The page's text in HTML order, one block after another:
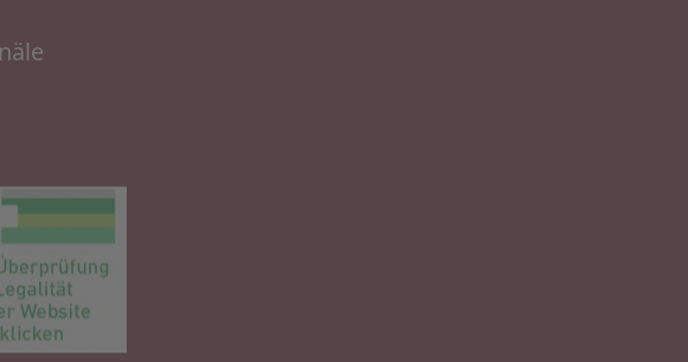
Tab)
Tab)